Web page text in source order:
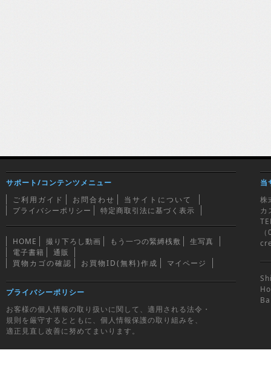
サポート/コンテンツメニュー
ご利用ガイド
お問合わせ
当サイトについて
プライバシーポリシー
特定商取引法に基づく表示
HOME 撮り下ろし動画 もう一つの緊縛桟敷
生写真
電子書籍
通販
買物カゴの確認
お買物ID(無料)作成 マイページ
プライバシーポリシー
お客様の個人情報の取り扱いに関して、適用される法令・
規則を厳守するとともに、個人情報保護の取り組みを、
適正見直し改善に努めてまいります。
当
株
カ